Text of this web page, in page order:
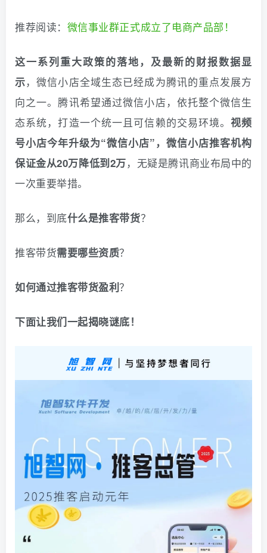
推荐阅读： 微信事业群正式成立了电商产品部！
这一系列重大政策的落地，及最新的财报数据显
示，微信小店全域生态已经成为腾讯的重点发展方
向之一。腾讯希望通过微信小店，依托整个微信生
态系统，打造一个统一且可信赖的交易环境。视频
号小店今年升级为“微信小店”，微信小店推客机构
保证金从20万降低到2万，无疑是腾讯商业布局中的
一次重要举措。
那么，到底什么是推客带货？
推客带货需要哪些资质？
如何通过推客带货盈利？
下面让我们一起揭晓谜底！